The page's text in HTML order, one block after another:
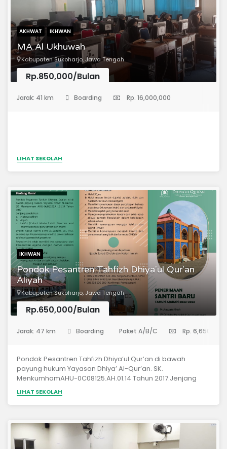
AKHWAT IKHWAN
MA Al Ukhuwah
Kabupaten Sukoharjo, Jawa Tengah
Rp.850,000/Bulan
Jarak: 41 km Boarding Rp. 16,000,000
LIHAT SEKOLAH
IKHWAN
Pondok Pesantren Tahfizh Dhiya'ul Qur'an
Aliyah
Kabupaten Sukoharjo, Jawa Tengah
Rp.650,000/Bulan
Jarak: 47 km Boarding Paket A/B/C Rp. 6,650,000
Pondok Pesantren Tahfizh Dhiya’ul Qur’an di bawah
payung hukum Yayasan Dhiya’ Al-Qur’an. SK.
MenkumhamAHU-0C08125.AH.01.14 Tahun 2017.Jenjang
pendidikan :a. Mutawassithahb. Aliyah , pengabdian 1
(satu) tahunc. IMQI (I’dad Muhafizhil Qur’an wal Imam /
kaderisasi guru tahfizh dan imam), pengabdian1(satu)
LIHAT SEKOLAH